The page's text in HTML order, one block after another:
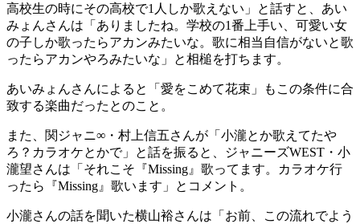
高校生の時にその高校で1人しか歌えない」と話すと、あい
みょんさんは「ありましたね。学校の1番上手い、可愛い女
の子しか歌ったらアカンみたいな。歌に相当自信がないと歌
ったらアカンやろみたいな」と相槌を打ちます。
あいみょんさんによると「愛をこめて花束」もこの条件に合
致する楽曲だったとのこと。
また、関ジャニ∞・村上信五さんが「小瀧とか歌えてたや
ろ？カラオケとかで」と話を振ると、ジャニーズWEST・小
瀧望さんは「それこそ『Missing』歌ってます。カラオケ行
ったら『Missing』歌います」とコメント。
小瀧さんの話を聞いた横山裕さんは「お前、この流れでよう